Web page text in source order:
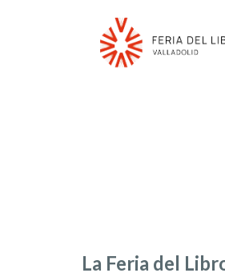
La Feria del